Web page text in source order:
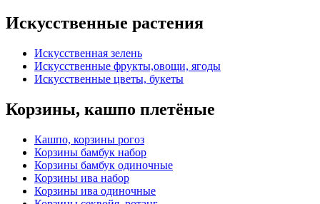
Искусственные растения
Искусственная зелень
Искусственные фрукты,овощи, ягоды
Искусственные цветы, букеты
Корзины, кашпо плетёные
Кашпо, корзины рогоз
Корзины бамбук набор
Корзины бамбук одиночные
Корзины ива набор
Корзины ива одиночные